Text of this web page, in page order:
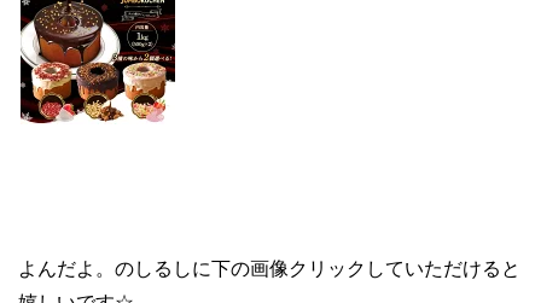
よんだよ。のしるしに下の画像クリックしていただけると